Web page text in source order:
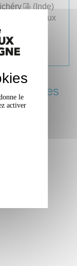
(Inde)
de nombreux
années
le
activer